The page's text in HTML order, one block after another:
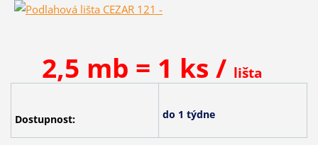
2,5 mb = 1 ks / lišta
Dostupnost: do 1 týdne